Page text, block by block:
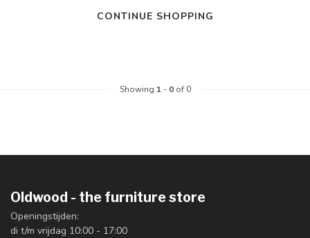
CONTINUE SHOPPING
Showing 1- 0of 0
Oldwood - the furniture store
Openingstijden:
di t/m vrijdag 10:00 - 17:00